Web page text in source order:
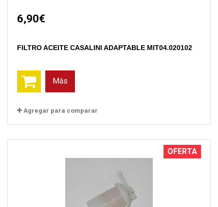
6,90€
FILTRO ACEITE CASALINI ADAPTABLE MIT04.020102
Más
Agregar para comparar
OFERTA